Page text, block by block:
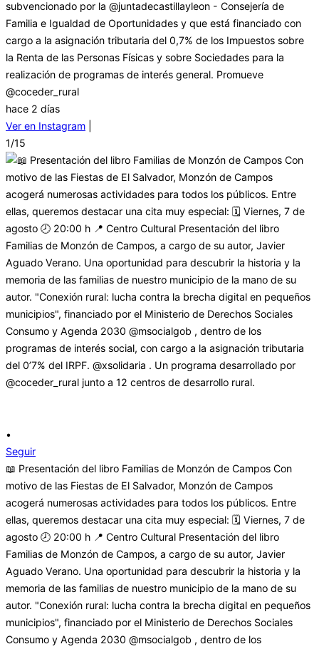
subvencionado por la @juntadecastillayleon - Consejería de
Familia e Igualdad de Oportunidades y que está financiado con
cargo a la asignación tributaria del 0,7% de los Impuestos sobre
la Renta de las Personas Físicas y sobre Sociedades para la
realización de programas de interés general. Promueve
@coceder_rural
hace 2 días
Ver en Instagram
1/15
•
Seguir
📖 Presentación del libro Familias de Monzón de Campos Con
motivo de las Fiestas de El Salvador, Monzón de Campos
acogerá numerosas actividades para todos los públicos. Entre
ellas, queremos destacar una cita muy especial: 🗓 Viernes, 7 de
agosto 🕗 20:00 h 📍 Centro Cultural Presentación del libro
Familias de Monzón de Campos, a cargo de su autor, Javier
Aguado Verano. Una oportunidad para descubrir la historia y la
memoria de las familias de nuestro municipio de la mano de su
autor. "Conexión rural: lucha contra la brecha digital en pequeños
municipios", financiado por el Ministerio de Derechos Sociales
Consumo y Agenda 2030 @msocialgob , dentro de los